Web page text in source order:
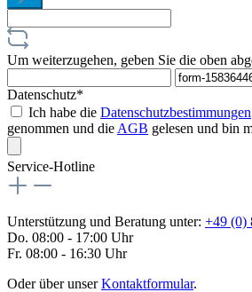
Um weiterzugehen, geben Sie die oben
Datenschutz*
Ich habe die Datenschutzbestimmungen
genommen und die AGB gelesen und bin
Service-Hotline
Unterstützung und Beratung unter: +49 (0)
Do. 08:00 - 17:00 Uhr
Fr. 08:00 - 16:30 Uhr
Oder über unserKontaktformular.